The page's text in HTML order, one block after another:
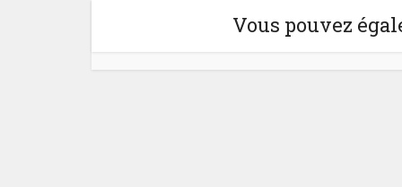
Vous pouvez